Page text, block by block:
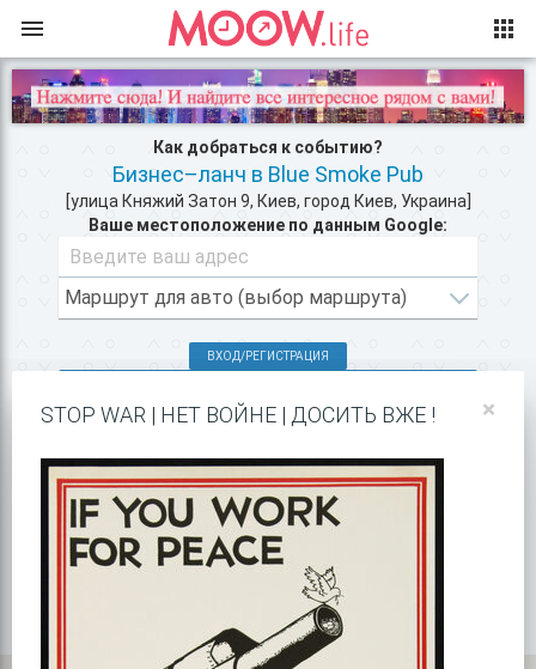
Как добраться к событию?
Бизнес–ланч в Blue Smoke Pub
[улица Княжий Затон 9, Киев, город Киев, Украина]
Ваше местоположение по данным Google:
ВХОД/РЕГИСТРАЦИЯ
РЕСТОРАНЫ В ЦЕНТРЕ КИЕВА >>
ПОКАЗАТЬ НА GOOGLE MAPS!
Карта с маршрутом, как добратся на мероприятие или проехать
к событию. Бизнес–ланч в Blue Smoke Pub
улица Княжий Затон 9, Киев, город Киев, Украина. Как
добраться? Как доехать? Маршрут.
×
STOP WAR | НЕТ ВОЙНЕ | ДОСИТЬ ВЖЕ !